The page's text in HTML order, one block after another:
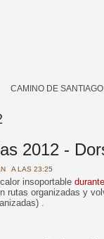
CAMINO DE SANTIAGO
2012 -
A LAS 23:25
insoportable
rutas organizadas y
.